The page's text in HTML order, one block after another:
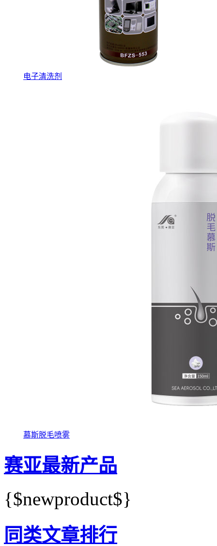
电子清洗剂
慕斯脱毛喷雾
赛亚最新产品
{$newproduct$}
同类文章排行